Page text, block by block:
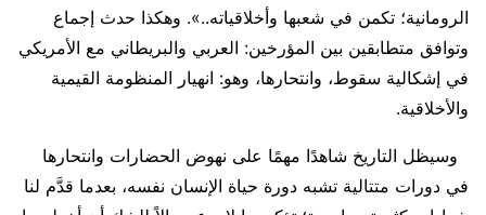
الرومانية؛ تكمن في شعبها وأخلاقياته..». وهكذا حدث إجماع
وتوافق متطابقين بين المؤرخين: العربي والبريطاني مع الأمريكي
في إشكالية سقوط، وانتحارها، وهو: انهيار المنظومة القيمية
والأخلاقية.
وسيظل التاريخ شاهدًا مهمًا على نهوض الحضارات وانتحارها
في دورات متتالية تشبه دورة حياة الإنسان نفسه، بعدما قدَّم لنا